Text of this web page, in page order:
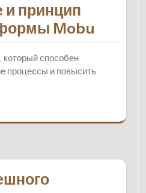
и принцип
Mobu
способен
процессы и повысить